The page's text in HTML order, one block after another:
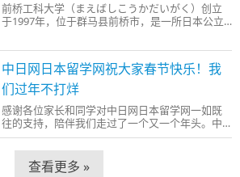
前桥工科大学（まえばしこうかだいがく）创立
于1997年，位于群马县前桥市，是一所日本公立
中日网日本留学网祝大家春节快乐！我
们过年不打烊
感谢各位家长和同学对中日网日本留学网一如既
往的支持，陪伴我们走过了一个又一个年头。中
日网日本留学网作为专业的日本留学代理
查看更多 »